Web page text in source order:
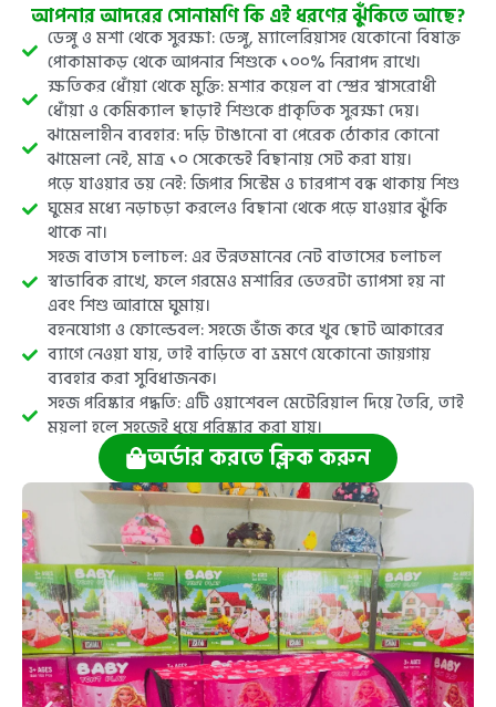
আপনার আদরের সোনামণি কি এই ধরণের ঝুঁকিতে আছে?
ডেঙ্গু ও মশা থেকে সুরক্ষা: ডেঙ্গু, ম্যালেরিয়াসহ যেকোনো বিষাক্ত
পোকামাকড় থেকে আপনার শিশুকে ১০০% নিরাপদ রাখে।
ক্ষতিকর ধোঁয়া থেকে মুক্তি: মশার কয়েল বা স্প্রের শ্বাসরোধী
ধোঁয়া ও কেমিক্যাল ছাড়াই শিশুকে প্রাকৃতিক সুরক্ষা দেয়।
ঝামেলাহীন ব্যবহার: দড়ি টাঙানো বা পেরেক ঠোকার কোনো
ঝামেলা নেই, মাত্র ১০ সেকেন্ডেই বিছানায় সেট করা যায়।
পড়ে যাওয়ার ভয় নেই: জিপার সিস্টেম ও চারপাশ বন্ধ থাকায় শিশু
ঘুমের মধ্যে নড়াচড়া করলেও বিছানা থেকে পড়ে যাওয়ার ঝুঁকি
থাকে না।
সহজ বাতাস চলাচল: এর উন্নতমানের নেট বাতাসের চলাচল
স্বাভাবিক রাখে, ফলে গরমেও মশারির ভেতরটা ভ্যাপসা হয় না
এবং শিশু আরামে ঘুমায়।
বহনযোগ্য ও ফোল্ডেবল: সহজে ভাঁজ করে খুব ছোট আকারের
ব্যাগে নেওয়া যায়, তাই বাড়িতে বা ভ্রমণে যেকোনো জায়গায়
ব্যবহার করা সুবিধাজনক।
সহজ পরিষ্কার পদ্ধতি: এটি ওয়াশেবল মেটেরিয়াল দিয়ে তৈরি, তাই
ময়লা হলে সহজেই ধুয়ে পরিষ্কার করা যায়।
অর্ডার করতে ক্লিক করুন